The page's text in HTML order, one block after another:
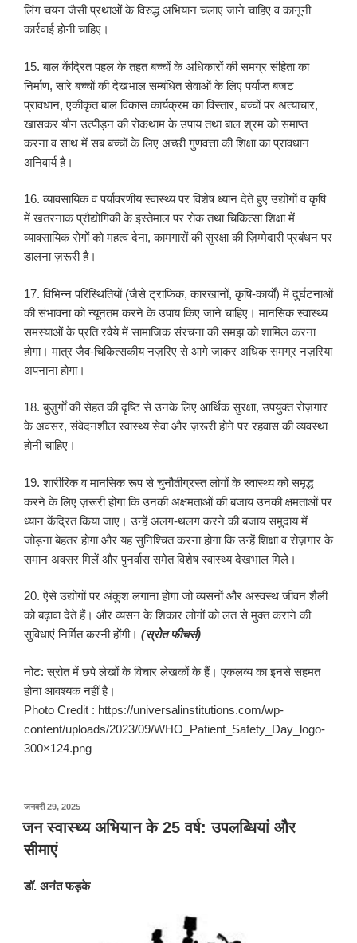
लिंग चयन जैसी प्रथाओं के विरुद्ध अभियान चलाए जाने चाहिए व कानूनी
कार्रवाई होनी चाहिए।
15. बाल केंद्रित पहल के तहत बच्चों के अधिकारों की समग्र संहिता का
निर्माण, सारे बच्चों की देखभाल सम्बंधित सेवाओं के लिए पर्याप्त बजट
प्रावधान, एकीकृत बाल विकास कार्यक्रम का विस्तार, बच्चों पर अत्याचार,
खासकर यौन उत्पीड़न की रोकथाम के उपाय तथा बाल श्रम को समाप्त
करना व साथ में सब बच्चों के लिए अच्छी गुणवत्ता की शिक्षा का प्रावधान
अनिवार्य है।
16. व्यावसायिक व पर्यावरणीय स्वास्थ्य पर विशेष ध्यान देते हुए उद्योगों व कृषि
में खतरनाक प्रौद्योगिकी के इस्तेमाल पर रोक तथा चिकित्सा शिक्षा में
व्यावसायिक रोगों को महत्व देना, कामगारों की सुरक्षा की ज़िम्मेदारी प्रबंधन पर
डालना ज़रूरी है।
17. विभिन्न परिस्थितियों (जैसे ट्राफिक, कारखानों, कृषि-कार्यों) में दुर्घटनाओं
की संभावना को न्यूनतम करने के उपाय किए जाने चाहिए। मानसिक स्वास्थ्य
समस्याओं के प्रति रवैये में सामाजिक संरचना की समझ को शामिल करना
होगा। मात्र जैव-चिकित्सकीय नज़रिए से आगे जाकर अधिक समग्र नज़रिया
अपनाना होगा।
18. बुज़ुर्गों की सेहत की दृष्टि से उनके लिए आर्थिक सुरक्षा, उपयुक्त रोज़गार
के अवसर, संवेदनशील स्वास्थ्य सेवा और ज़रूरी होने पर रहवास की व्यवस्था
होनी चाहिए।
19. शारीरिक व मानसिक रूप से चुनौतीग्रस्त लोगों के स्वास्थ्य को समृद्ध
करने के लिए ज़रूरी होगा कि उनकी अक्षमताओं की बजाय उनकी क्षमताओं पर
ध्यान केंद्रित किया जाए। उन्हें अलग-थलग करने की बजाय समुदाय में
जोड़ना बेहतर होगा और यह सुनिश्चित करना होगा कि उन्हें शिक्षा व रोज़गार के
समान अवसर मिलें और पुनर्वास समेत विशेष स्वास्थ्य देखभाल मिले।
20. ऐसे उद्योगों पर अंकुश लगाना होगा जो व्यसनों और अस्वस्थ जीवन शैली
को बढ़ावा देते हैं। और व्यसन के शिकार लोगों को लत से मुक्त कराने की
सुविधाएं निर्मित करनी होंगी। (स्रोत फीचर्स)
नोट: स्रोत में छपे लेखों के विचार लेखकों के हैं। एकलव्य का इनसे सहमत
होना आवश्यक नहीं है।
Photo Credit : https://universalinstitutions.com/wp-
content/uploads/2023/09/WHO_Patient_Safety_Day_logo-
300×124.png
जनवरी 29, 2025पर
प्रकाशित
किया
जन स्वास्थ्य अभियान के 25 वर्ष: उपलब्धियां और
सीमाएं
डॉ. अनंत फड़के